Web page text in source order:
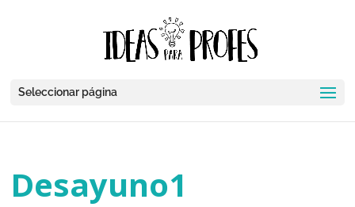
Seleccionar página
Desayuno1